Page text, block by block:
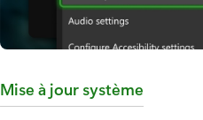
C
Mise à jour système